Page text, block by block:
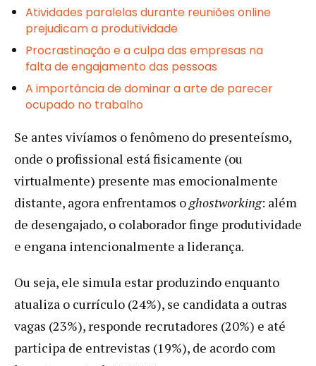
Atividades paralelas durante reuniões online
prejudicam a produtividade
Procrastinação e a culpa das empresas na
falta de engajamento das pessoas
A importância de dominar a arte de parecer
ocupado no trabalho
Se antes vivíamos o fenômeno do presenteísmo,
onde o profissional está fisicamente (ou
virtualmente) presente mas emocionalmente
distante, agora enfrentamos oghostworking: além
de desengajado, o colaborador finge produtividade
e engana intencionalmente a liderança.
Ou seja, ele simula estar produzindo enquanto
atualiza o currículo (24%), se candidata a outras
vagas (23%), responde recrutadores (20%) e até
participa de entrevistas (19%), de acordo com